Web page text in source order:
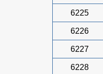
6225
6226
6227
6228